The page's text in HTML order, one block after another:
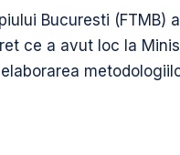
Bucuresti
ce a avut loc la